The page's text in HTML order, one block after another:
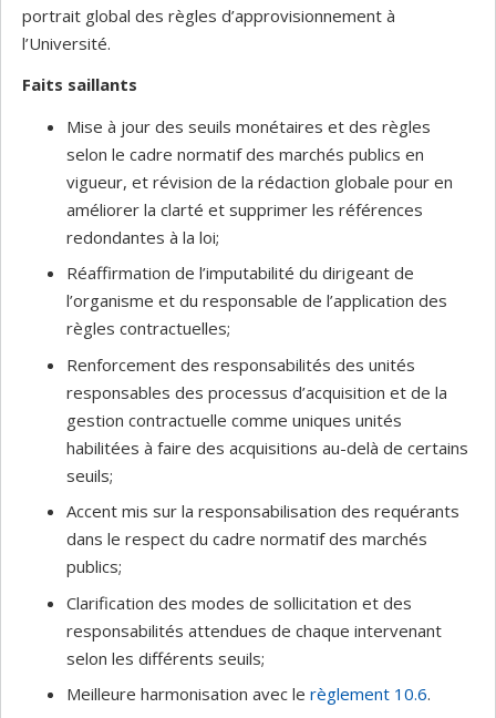
portrait global des règles d’approvisionnement à
l’Université.
Faits saillants
Mise à jour des seuils monétaires et des règles
selon le cadre normatif des marchés publics en
vigueur, et révision de la rédaction globale pour en
améliorer la clarté et supprimer les références
redondantes à la loi;
Réaffirmation de l’imputabilité du dirigeant de
l’organisme et du responsable de l’application des
règles contractuelles;
Renforcement des responsabilités des unités
responsables des processus d’acquisition et de la
gestion contractuelle comme uniques unités
habilitées à faire des acquisitions au-delà de certains
seuils;
Accent mis sur la responsabilisation des requérants
dans le respect du cadre normatif des marchés
publics;
Clarification des modes de sollicitation et des
responsabilités attendues de chaque intervenant
selon les différents seuils;
Meilleure harmonisation avec le règlement 10.6.